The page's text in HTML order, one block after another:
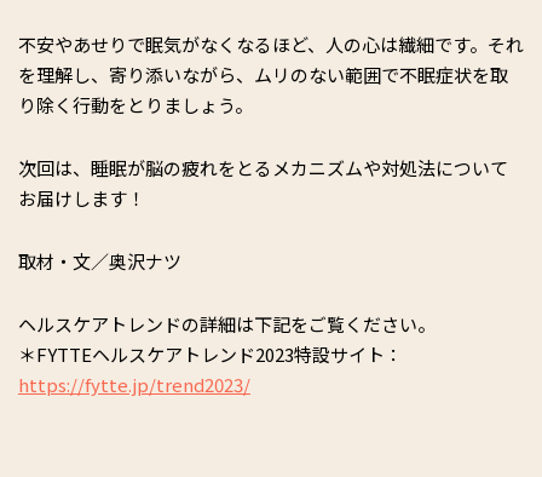
不安やあせりで眠気がなくなるほど、人の心は繊細です。それ
を理解し、寄り添いながら、ムリのない範囲で不眠症状を取
り除く行動をとりましょう。
次回は、睡眠が脳の疲れをとるメカニズムや対処法について
お届けします！
取材・文／奥沢ナツ
ヘルスケアトレンドの詳細は下記をご覧ください。
＊FYTTEヘルスケアトレンド2023特設サイト：
https://fytte.jp/trend2023/